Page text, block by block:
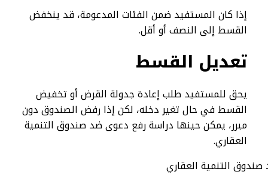
إذا كان المستفيد ضمن الفئات المدعومة، قد ينخفض
القسط إلى النصف أو أقل.
تعديل القسط
يحق للمستفيد طلب إعادة جدولة القرض أو تخفيض
القسط في حال تغير دخله، لكن إذا رفض الصندوق دون
مبرر، يمكن حينها دراسة رفع دعوى ضد صندوق التنمية
العقاري.